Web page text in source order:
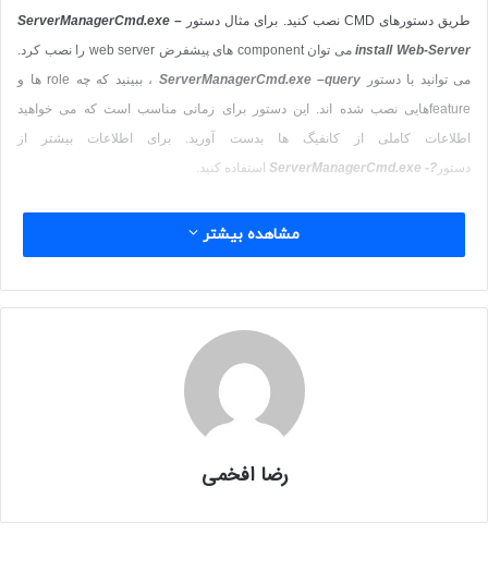
طریق دستورهای CMD نصب کنید. برای مثال دستور ServerManagerCmd.exe –
install Web-Serverمی توانcomponent های پیشفرض web server را نصب کرد.
می توانید با دستور ServerManagerCmd.exe –query ، ببینید که چه role ها و
featureهایی نصب شده اند. این دستور برای زمانی مناسب است که می خواهید
اطلاعات کاملی از کانفیگ ها بدست آورید. برای اطلاعات بیشتر از
دستور ServerManagerCmd.exe -? استفاده کنید.
Web Server (IIS)
Image Servicing and ManagementیاDism.exeاست. با استفاده ازDism.exe
ASP.NETو یاManagement Serviceرا نصب کرد. برای اینکار می توان از دستور زیر
dism /online /enable-feature /featurename:
مشاهده بیشتر
رضا افخمی